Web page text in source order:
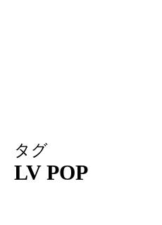
タグ
LV POP